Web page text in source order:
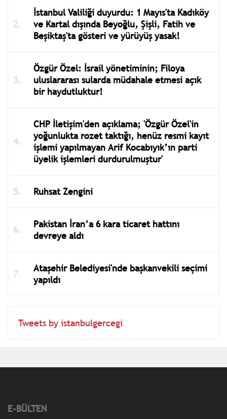
İstanbul Valiliği duyurdu: 1 Mayıs'ta Kadıköy
ve Kartal dışında Beyoğlu, Şişli, Fatih ve
Beşiktaş'ta gösteri ve yürüyüş yasak!
Özgür Özel: İsrail yönetiminin; Filoya
uluslararası sularda müdahale etmesi açık
bir haydutluktur!
CHP İletişim'den açıklama; 'Özgür Özel'in
yoğunlukta rozet taktığı, henüz resmi kayıt
işlemi yapılmayan Arif Kocabıyık’ın parti
üyelik işlemleri durdurulmuştur'
Ruhsat Zengini
Pakistan İran’a 6 kara ticaret hattını
devreye aldı
Ataşehir Belediyesi'nde başkanvekili seçimi
yapıldı
Tweets by istanbulgercegi
E-BÜLTEN